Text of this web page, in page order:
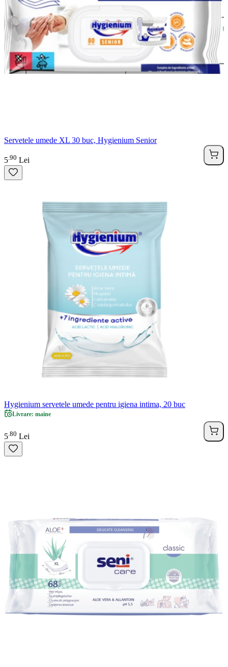
Servetele umede XL 30 buc, Hygienium Senior
5 90 Lei
Hygienium servetele umede pentru igiena intima, 20 buc
Livrare: maine
5 80 Lei